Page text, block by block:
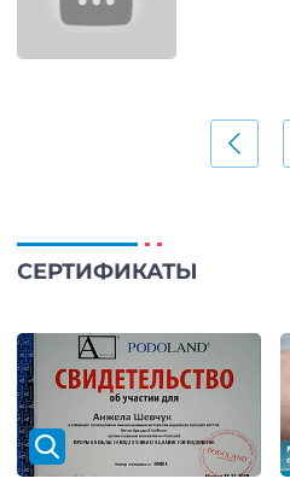
СЕРТИФИКАТЫ